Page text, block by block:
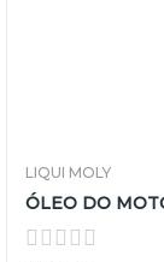
LIQUI MOLY
ÓLEO DO